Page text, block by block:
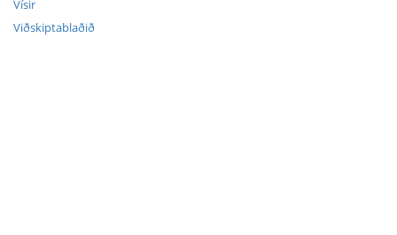
Vísir
Viðskiptablaðið